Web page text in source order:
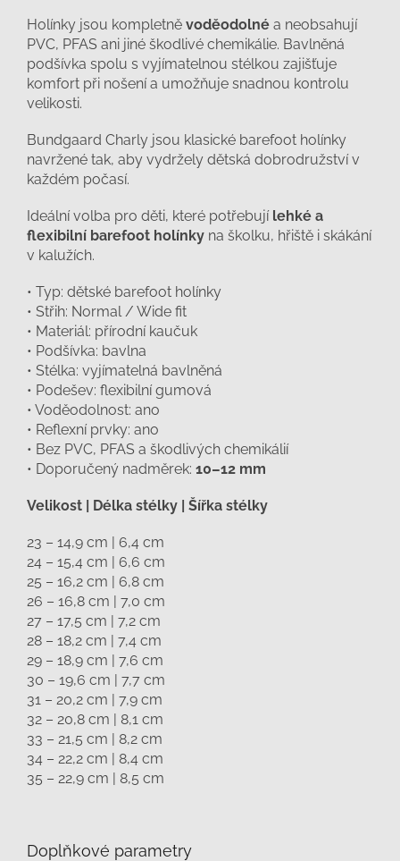
Holínky jsou kompletně voděodolné a neobsahují
PVC, PFAS ani jiné škodlivé chemikálie. Bavlněná
podšívka spolu s vyjímatelnou stélkou zajišťuje
komfort při nošení a umožňuje snadnou kontrolu
velikosti.
Bundgaard Charly jsou klasické barefoot holínky
navržené tak, aby vydržely dětská dobrodružství v
každém počasí.
Ideální volba pro děti, které potřebují lehké a
flexibilní barefoot holínky na školku, hřiště i skákání
v kalužích.
• Typ: dětské barefoot holínky
• Střih: Normal / Wide fit
• Materiál: přírodní kaučuk
• Podšívka: bavlna
• Stélka: vyjímatelná bavlněná
• Podešev: flexibilní gumová
• Voděodolnost: ano
• Reflexní prvky: ano
• Bez PVC, PFAS a škodlivých chemikálií
• Doporučený nadměrek: 10–12 mm
Velikost | Délka stélky | Šířka stélky
23 – 14,9 cm | 6,4 cm
24 – 15,4 cm | 6,6 cm
25 – 16,2 cm | 6,8 cm
26 – 16,8 cm | 7,0 cm
27 – 17,5 cm | 7,2 cm
28 – 18,2 cm | 7,4 cm
29 – 18,9 cm | 7,6 cm
30 – 19,6 cm | 7,7 cm
31 – 20,2 cm | 7,9 cm
32 – 20,8 cm | 8,1 cm
33 – 21,5 cm | 8,2 cm
34 – 22,2 cm | 8,4 cm
35 – 22,9 cm | 8,5 cm
Doplňkové parametry